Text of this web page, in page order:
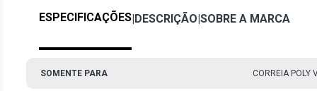
ESPECIFICAÇÕES|DESCRIÇÃO|SOBRE A MARCA
SOMENTE PARA CORREIA POLY